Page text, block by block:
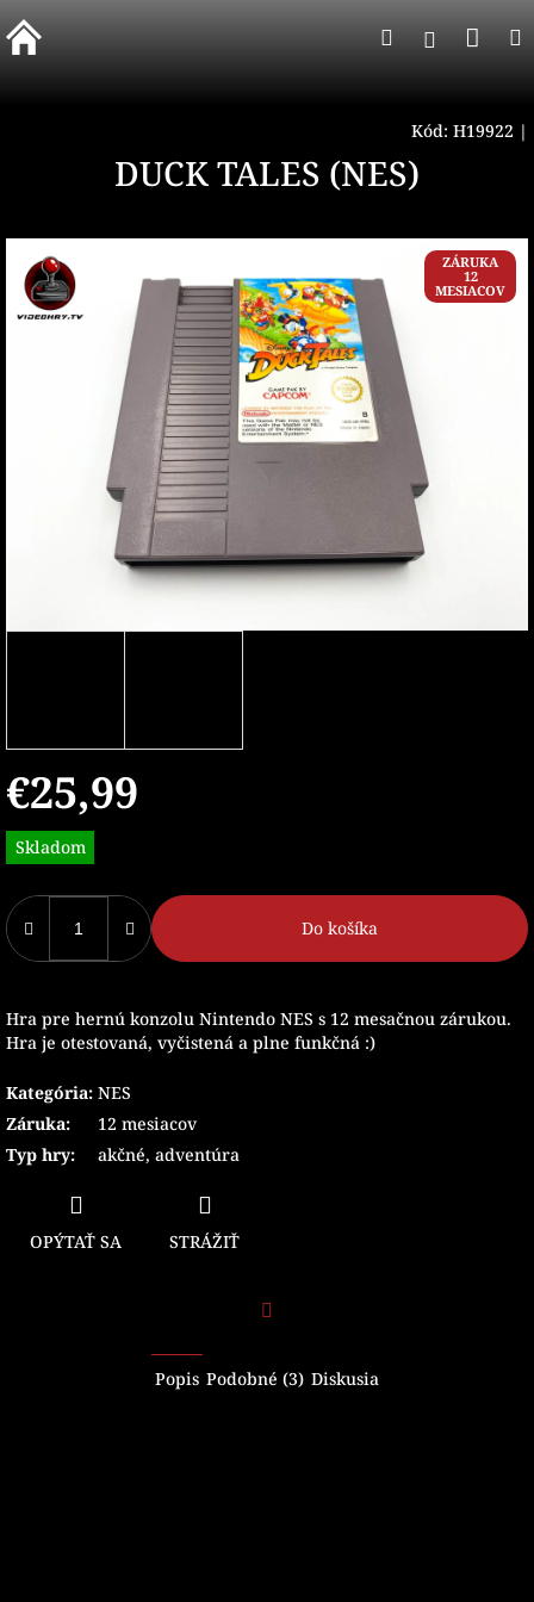
na
obsah
Hľadať
Kód: H19922 |
DUCK TALES (NES)
ZÁRUKA
12
MESIACOV
€25,99
Jednotková
cena:
Skladom
Do košíka
Hra pre hernú konzolu Nintendo NES s 12 mesačnou zárukou.
Hra je otestovaná, vyčistená a plne funkčná :)
Kategória: NES
Záruka:
12 mesiacov
Typ hry: akčné, adventúra
OPÝTAŤ SA STRÁŽIŤ
Popis Podobné (3) Diskusia